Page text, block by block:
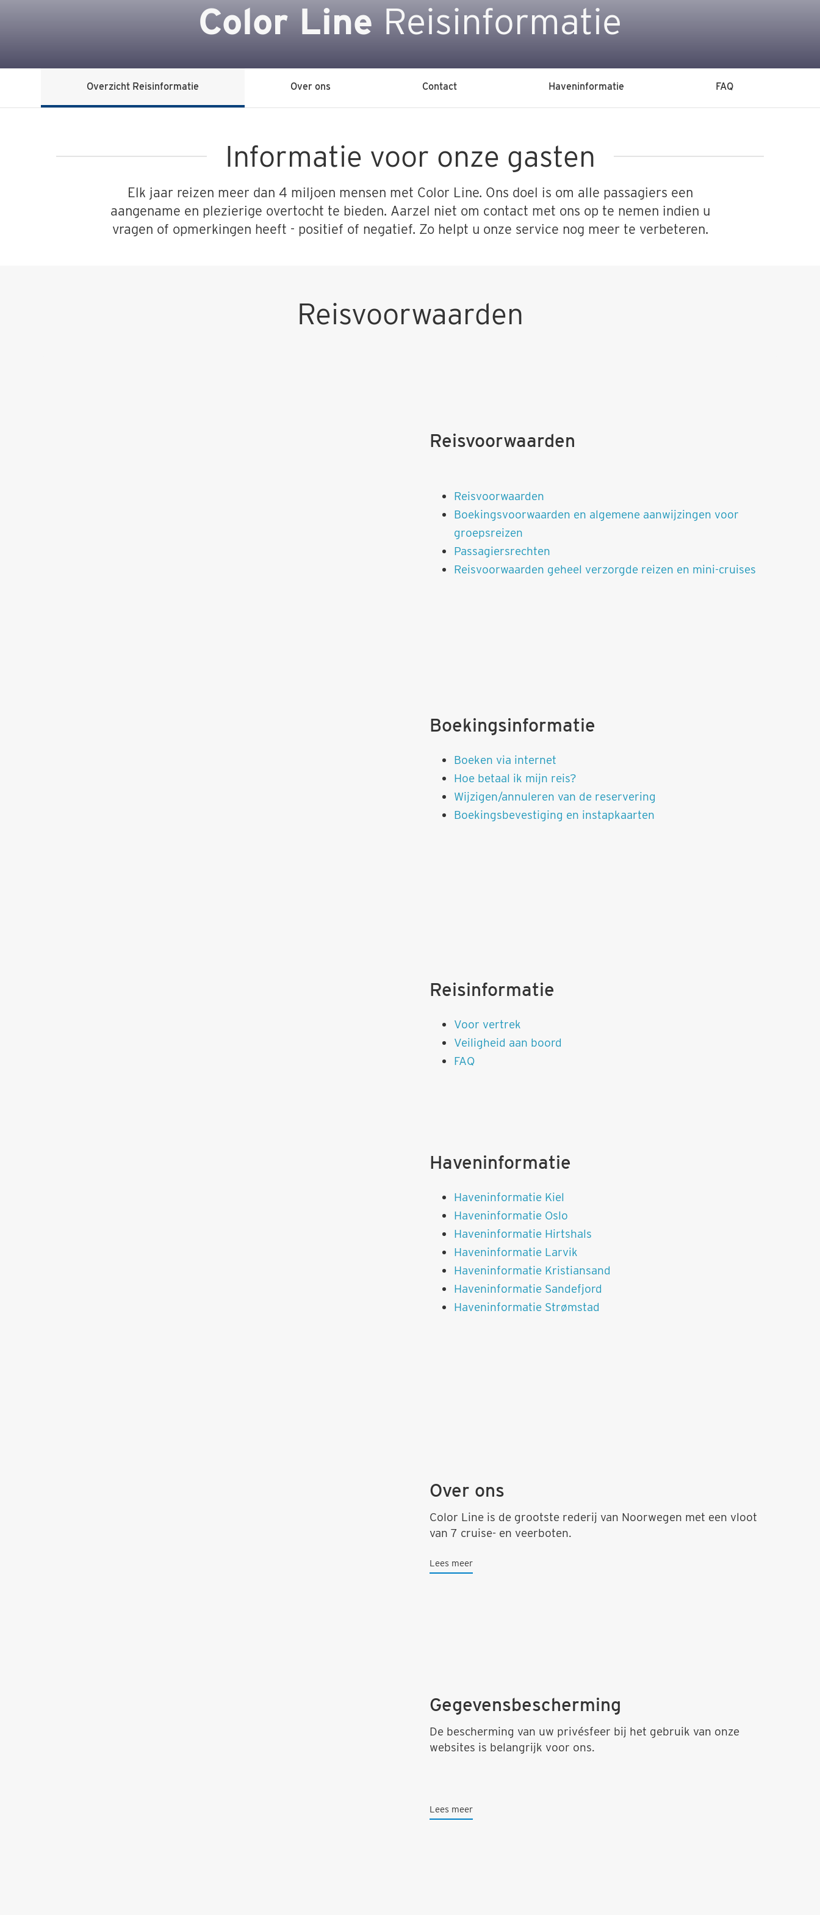
Color LineReisinformatie
Overzicht Reisinformatie Over ons Contact Haveninformatie FAQ
Informatie voor onze gasten
Elk jaar reizen meer dan 4 miljoen mensen met Color Line. Ons doel is om alle passagiers een
aangename en plezierige overtocht te bieden. Aarzel niet om contact met ons op te nemen indien u
vragen of opmerkingen heeft - positief of negatief. Zo helpt u onze service nog meer te verbeteren.
Reisvoorwaarden
Reisvoorwaarden
Reisvoorwaarden
Boekingsvoorwaarden en algemene aanwijzingen voor
groepsreizen
Passagiersrechten
Reisvoorwaarden geheel verzorgde reizen en mini-cruises
Boekingsinformatie
Boeken via internet
Hoe betaal ik mijn reis?
Wijzigen/annuleren van de reservering
Boekingsbevestiging en instapkaarten
Reisinformatie
Voor vertrek
Veiligheid aan boord
FAQ
Haveninformatie
Haveninformatie Kiel
Haveninformatie Oslo
Haveninformatie Hirtshals
Haveninformatie Larvik
Haveninformatie Kristiansand
Haveninformatie Sandefjord
Haveninformatie Strømstad
Over ons
Color Line is de grootste rederij van Noorwegen met een vloot
van 7 cruise- en veerboten.
Lees meer
Gegevensbescherming
De bescherming van uw privésfeer bij het gebruik van onze
websites is belangrijk voor ons.
Lees meer